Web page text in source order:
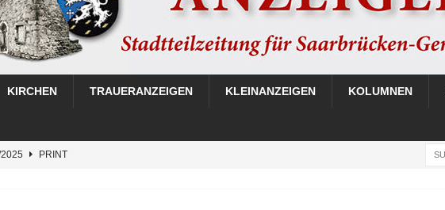
KIRCHEN TRAUERANZEIGEN KLEINANZEIGEN KOLUMNEN
PRINT